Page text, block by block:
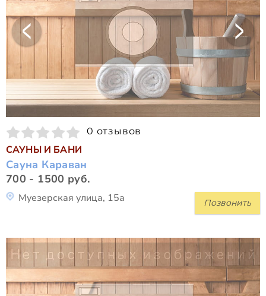
0 отзывов
САУНЫ И БАНИ
Сауна Караван
700 - 1500 руб.
Позвонить
Муезерская улица, 15а